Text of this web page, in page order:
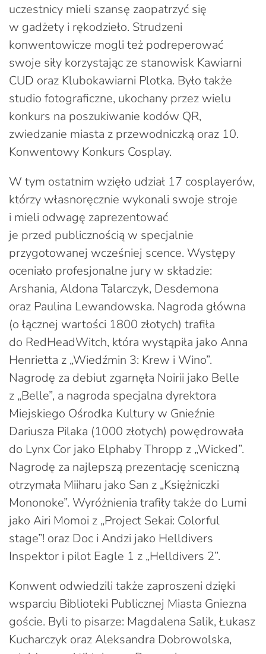
uczestnicy mieli szansę zaopatrzyć się
w gadżety i rękodzieło. Strudzeni
konwentowicze mogli też podreperować
swoje siły korzystając ze stanowisk Kawiarni
CUD oraz Klubokawiarni Plotka. Było także
studio fotograficzne, ukochany przez wielu
konkurs na poszukiwanie kodów QR,
zwiedzanie miasta z przewodniczką oraz 10.
Konwentowy Konkurs Cosplay.
W tym ostatnim wzięło udział 17 cosplayerów,
którzy własnoręcznie wykonali swoje stroje
i mieli odwagę zaprezentować
je przed publicznością w specjalnie
przygotowanej wcześniej scence. Występy
oceniało profesjonalne jury w składzie:
Arshania, Aldona Talarczyk, Desdemona
oraz Paulina Lewandowska. Nagroda główna
(o łącznej wartości 1800 złotych) trafiła
do RedHeadWitch, która wystąpiła jako Anna
Henrietta z „Wiedźmin 3: Krew i Wino”.
Nagrodę za debiut zgarnęła Noirii jako Belle
z „Belle”, a nagroda specjalna dyrektora
Miejskiego Ośrodka Kultury w Gnieźnie
Dariusza Pilaka (1000 złotych) powędrowała
do Lynx Cor jako Elphaby Thropp z „Wicked”.
Nagrodę za najlepszą prezentację sceniczną
otrzymała Miiharu jako San z „Księżniczki
Mononoke”. Wyróżnienia trafiły także do Lumi
jako Airi Momoi z „Project Sekai: Colorful
stage”! oraz Doc i Andzi jako Helldivers
Inspektor i pilot Eagle 1 z „Helldivers 2”.
Konwent odwiedzili także zaproszeni dzięki
wsparciu Biblioteki Publicznej Miasta Gniezna
goście. Byli to pisarze: Magdalena Salik, Łukasz
Kucharczyk oraz Aleksandra Dobrowolska,